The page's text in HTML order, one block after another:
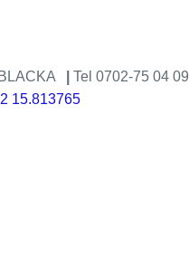
Tel 0702-75 04 09
15.813765